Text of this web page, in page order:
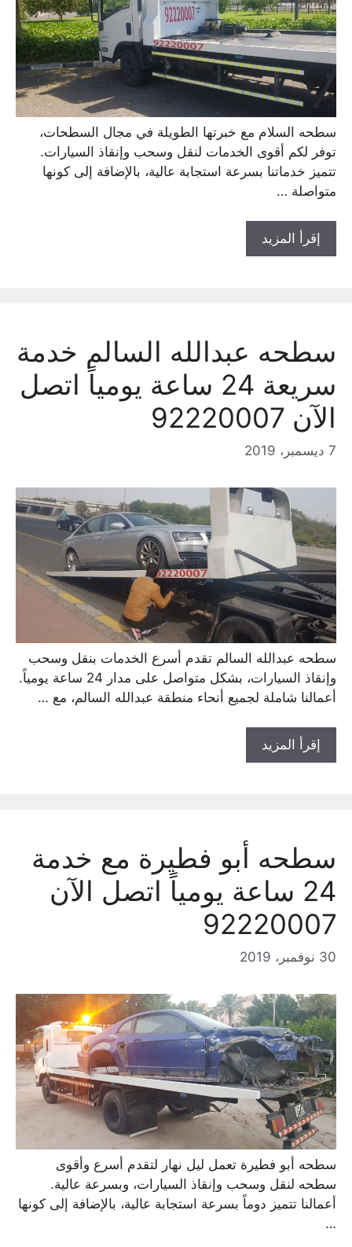
سطحه السلام مع خبرتها الطويلة في مجال السطحات،
توفر لكم أقوى الخدمات لنقل وسحب وإنقاذ السيارات.
تتميز خدماتنا بسرعة استجابة عالية، بالإضافة إلى كونها
متواصلة …
إقرأ المزيد
سطحه عبدالله السالم خدمة
سريعة 24 ساعة يومياً اتصل
الآن 92220007
سطحه عبدالله السالم تقدم أسرع الخدمات بنقل وسحب
وإنقاذ السيارات، بشكل متواصل على مدار 24 ساعة يومياً.
أعمالنا شاملة لجميع أنحاء منطقة عبدالله السالم، مع …
إقرأ المزيد
سطحه أبو فطيرة مع خدمة
24 ساعة يومياً اتصل الآن
92220007
30 نوفمبر، 2019
سطحه أبو فطيرة تعمل ليل نهار لتقدم أسرع وأقوى
سطحه لنقل وسحب وإنقاذ السيارات، وبسرعة عالية.
أعمالنا تتميز دوماً بسرعة استجابة عالية، بالإضافة إلى كونها